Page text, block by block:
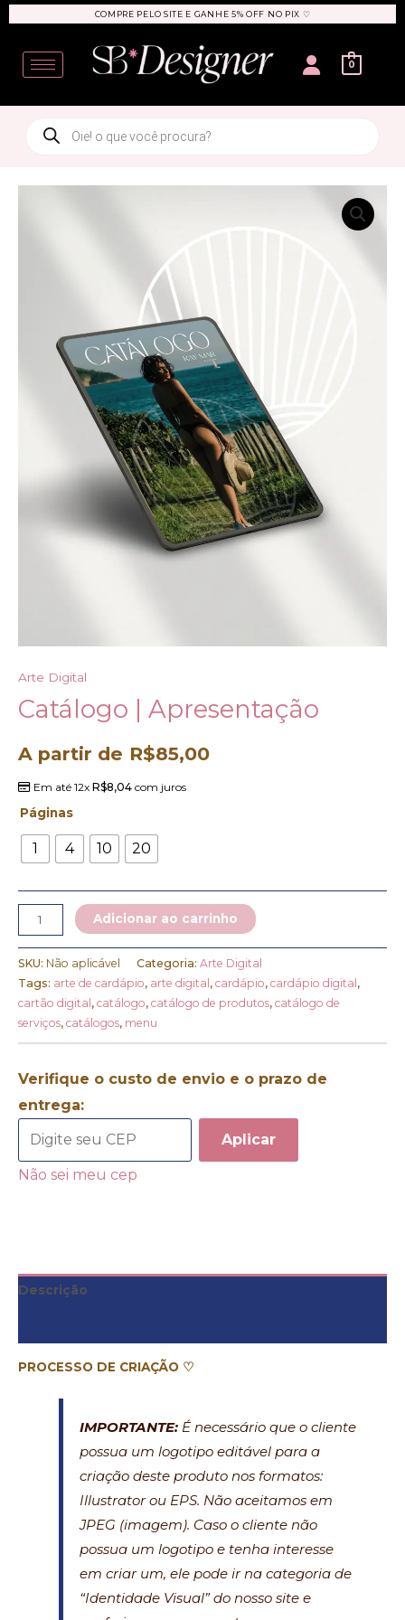
conteúdo
COMPRE PELO SITE E GANHE 5% OFF NO PIX ♡
User
0
search
Arte Digital
Catálogo | Apresentação
A partir de R$85,00
Em até 12xR$8,04 com juros
Páginas
1 4 10 20
Adicionar ao carrinho
SKU: Não aplicável Categoria: Arte Digital
Tags: arte de cardápio, arte digital , cardápio, cardápio digital ,
cartão digital , catálogo, catálogo de produtos, catálogo de
serviços, catálogos, menu
Verifique o custo de envio e o prazo de
entrega:
Aplicar
Não sei meu cep
Descrição
PROCESSO DE CRIAÇÃO ♡
IMPORTANTE: É necessário que o cliente
possua um logotipo editável para a
criação deste produto nos formatos:
Illustrator ou EPS. Não aceitamos em
JPEG (imagem). Caso o cliente não
possua um logotipo e tenha interesse
em criar um, ele pode ir na categoria de
“Identidade Visual” do nosso site e